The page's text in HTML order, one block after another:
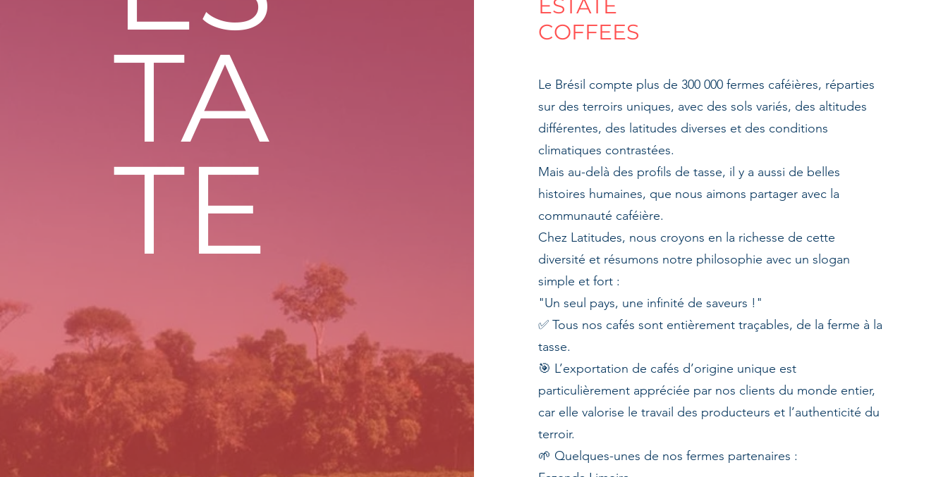
TA
TE
ESTATE
COFFEES
Le Brésil compte plus de 300 000 fermes caféières, réparties
sur des terroirs uniques, avec des sols variés, des altitudes
différentes, des latitudes diverses et des conditions
climatiques contrastées.
Mais au-delà des profils de tasse, il y a aussi de belles
histoires humaines, que nous aimons partager avec la
communauté caféière.
Chez Latitudes, nous croyons en la richesse de cette
diversité et résumons notre philosophie avec un slogan
simple et fort :
"Un seul pays, une infinité de saveurs !"
✅ Tous nos cafés sont entièrement traçables, de la ferme à la
tasse.
🎯 L’exportation de cafés d’origine unique est
particulièrement appréciée par nos clients du monde entier,
car elle valorise le travail des producteurs et l’authenticité du
terroir.
🌱 Quelques-unes de nos fermes partenaires :